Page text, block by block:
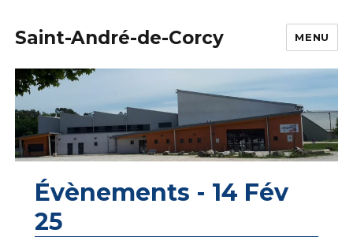
Saint-André-de-Corcy MENU
Évènements - 14 Fév
25